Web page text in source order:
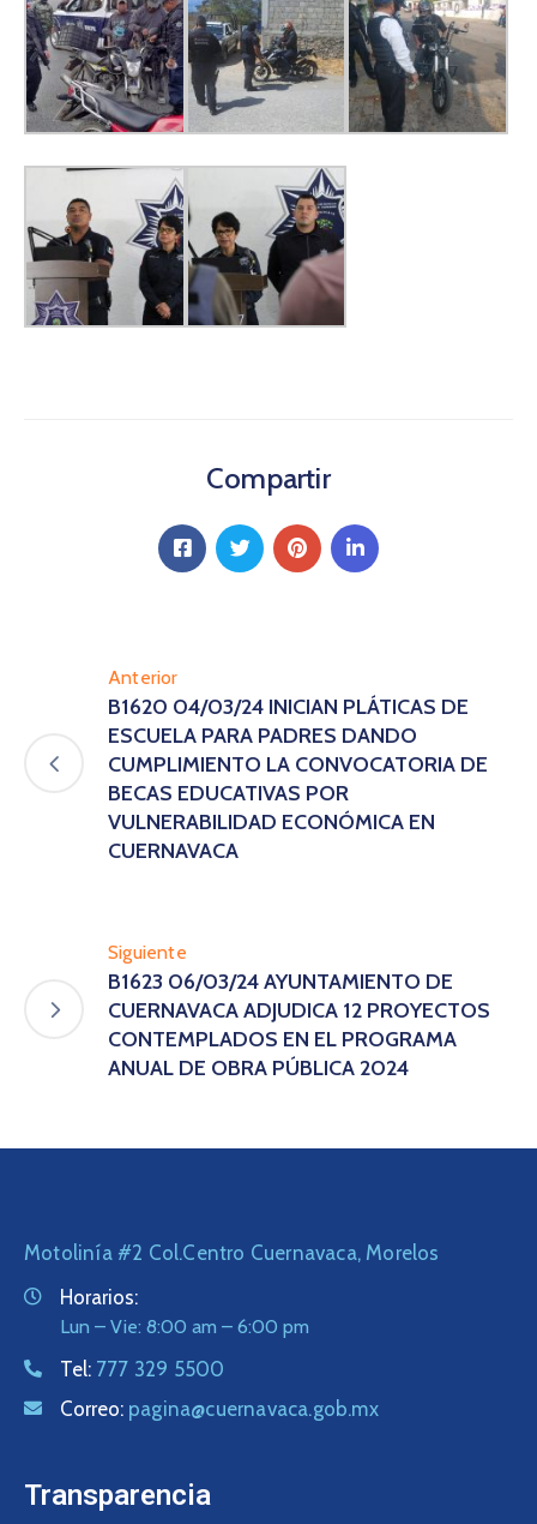
Compartir
Anterior
B1620 04/03/24 INICIAN PLÁTICAS DE
ESCUELA PARA PADRES DANDO
CUMPLIMIENTO LA CONVOCATORIA DE
BECAS EDUCATIVAS POR
VULNERABILIDAD ECONÓMICA EN
CUERNAVACA
Siguiente
B1623 06/03/24 AYUNTAMIENTO DE
CUERNAVACA ADJUDICA 12 PROYECTOS
CONTEMPLADOS EN EL PROGRAMA
ANUAL DE OBRA PÚBLICA 2024
Motolinía #2 Col.Centro Cuernavaca, Morelos
Horarios:
Lun – Vie: 8:00 am – 6:00 pm
Tel: 777 329 5500
Correo: pagina@cuernavaca.gob.mx
Transparencia